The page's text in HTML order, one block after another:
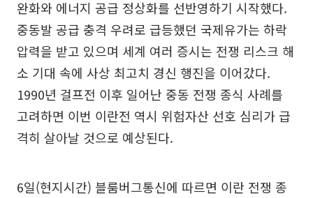
완화와 에너지 공급 정상화를 선반영하기 시작했다.
중동발 공급 충격 우려로 급등했던 국제유가는 하락
압력을 받고 있으며 세계 여러 증시는 전쟁 리스크 해
소 기대 속에 사상 최고치 경신 행진을 이어갔다.
1990년 걸프전 이후 일어난 중동 전쟁 종식 사례를
고려하면 이번 이란전 역시 위험자산 선호 심리가 급
격히 살아날 것으로 예상된다.
6일(현지시간) 블룸버그통신에 따르면 이란 전쟁 종